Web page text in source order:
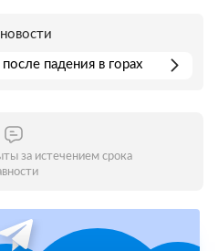
падения в горах
за истечением срока